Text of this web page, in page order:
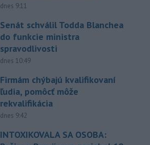
dnes 9:11
Senát schválil Todda Blanchea
do funkcie ministra
spravodlivosti
dnes 10:49
Firmám chýbajú kvalifikovaní
ľudia, pomôcť môže
rekvalifikácia
dnes 9:42
INTOXIKOVALA SA OSOBA: